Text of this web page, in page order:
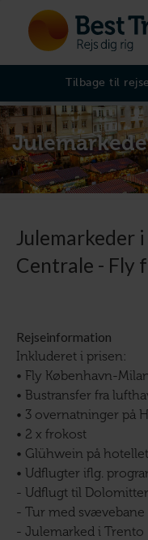
Tilbage til
Julemarkeder
Centrale - Fly
Rejseinformation
Inkluderet i prisen:
• Fly København-
• Bustransfer fra
• 3 overnatninger på
• 2 x frokost
• Glühwein på
• Udflugter iflg.
- Udflugt til
- Tur med
- Julemarked i Trento